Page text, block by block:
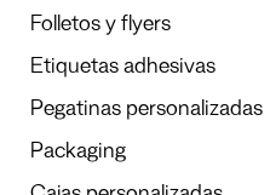
Folletos y flyers
Etiquetas adhesivas
Pegatinas personalizadas
Packaging